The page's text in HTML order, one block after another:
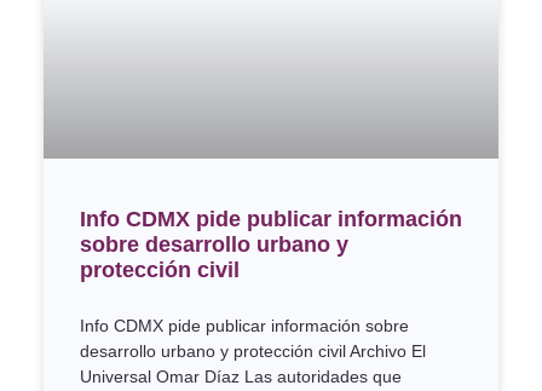
Info CDMX pide publicar información
sobre desarrollo urbano y
protección civil
Info CDMX pide publicar información sobre
desarrollo urbano y protección civil Archivo El
Universal Omar Díaz Las autoridades que